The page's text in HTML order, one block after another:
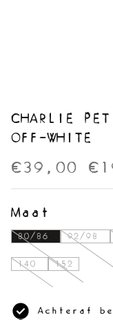
CHARLIE
OFF-WHITE
€39,00
Maat
80/86 92/98
140 152
Achteraf